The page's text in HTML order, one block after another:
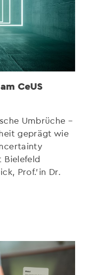
CeUS
Umbrüche –
geprägt wie
Bielefeld
Prof.’in Dr.